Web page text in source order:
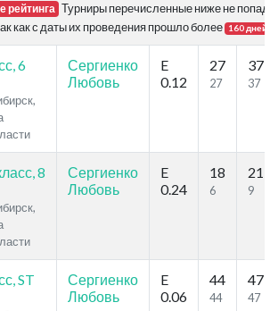
рейтинга Турниры перечисленные ниже не
как с даты их проведения прошло более
160 дней
6
Сергиенко
Любовь
E
0.12
27
27
37
37
8
Сергиенко
Любовь
E
0.24
18
6
21
9
ST
Сергиенко
Любовь
E
0.06
44
44
47
47